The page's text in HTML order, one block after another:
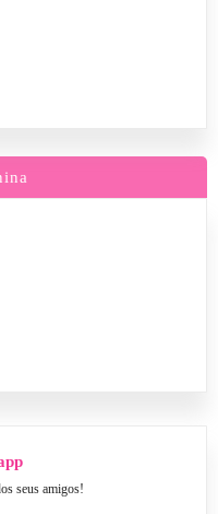
seus amigos!